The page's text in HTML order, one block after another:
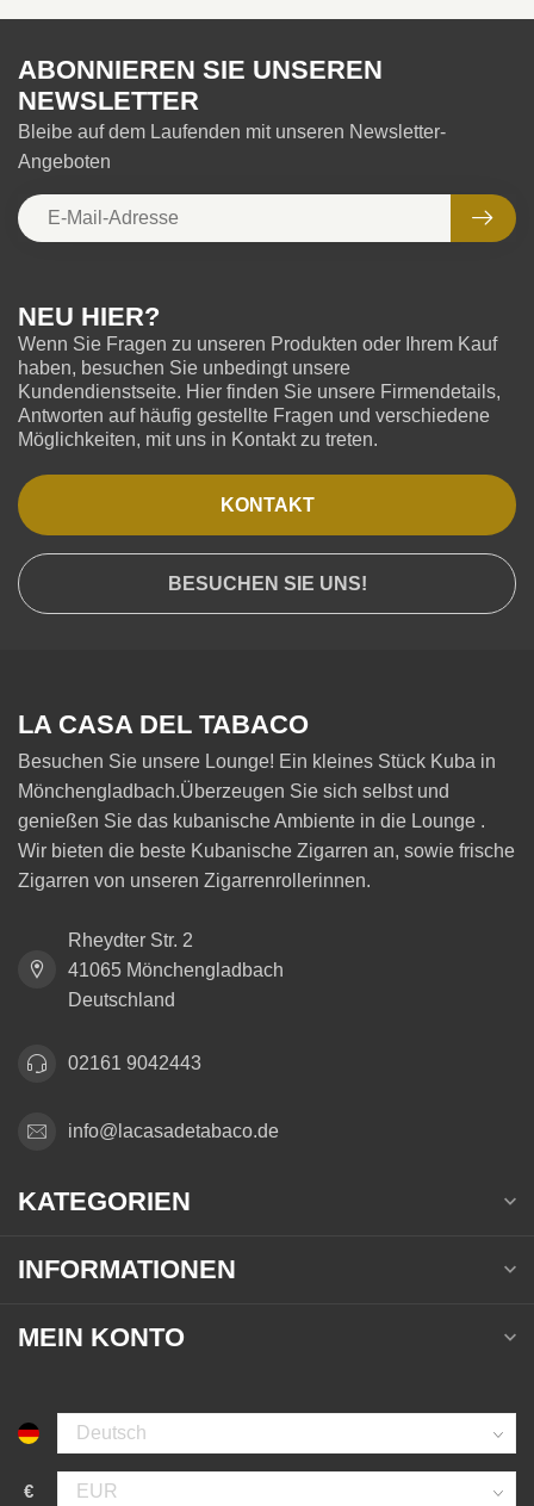
NEU HIER?
Wenn Sie Fragen zu unseren Produkten oder Ihrem Kauf
haben, besuchen Sie unbedingt unsere
Kundendienstseite. Hier finden Sie unsere Firmendetails,
Antworten auf häufig gestellte Fragen und verschiedene
Möglichkeiten, mit uns in Kontakt zu treten.
KONTAKT
BESUCHEN SIE UNS!
ABONNIEREN SIE UNSEREN
NEWSLETTER
Bleibe auf dem Laufenden mit unseren Newsletter-
Angeboten
LA CASA DEL TABACO
Besuchen Sie unsere Lounge! Ein kleines Stück Kuba in
Mönchengladbach.Überzeugen Sie sich selbst und
genießen Sie das kubanische Ambiente in die Lounge .
Wir bieten die beste Kubanische Zigarren an, sowie frische
Zigarren von unseren Zigarrenrollerinnen.
Rheydter Str. 2
41065 Mönchengladbach
Deutschland
02161 9042443
info@lacasadetabaco.de
KATEGORIEN
INFORMATIONEN
MEIN KONTO
€